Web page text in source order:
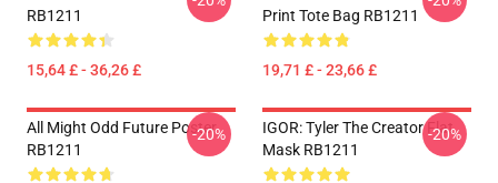
RB1211
15,64 £ - 36,26 £
Print Tote Bag RB1211
19,71 £ - 23,66 £
All Might Odd Future Poster
RB1211
-20%
IGOR: Tyler The Creator Flat
Mask RB1211
-20%